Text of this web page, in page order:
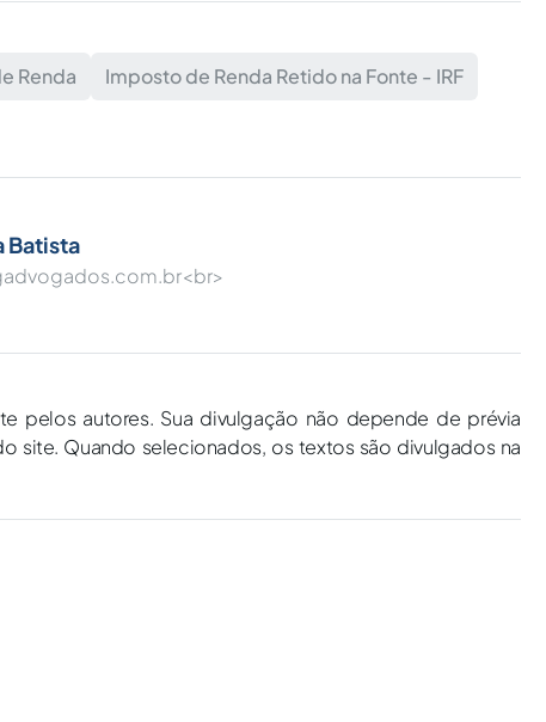
Renda
Imposto de Renda Retido na Fonte - IRF
Batista
<br>
pelos autores. Sua divulgação não depende de prévia
site. Quando selecionados, os textos são divulgados na